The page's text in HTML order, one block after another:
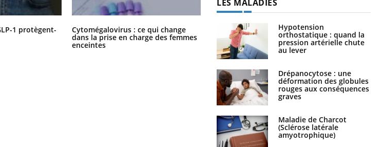
1 protègent- Cytomégalovirus : ce qui change
dans la prise en charge des femmes
enceintes
La sieste empêche-t-elle de dormir
la nuit ?
LES MALADIES
Hypotension
orthostatique : quand la
pression artérielle chute
au lever
Drépanocytose : une
déformation des globules
rouges aux conséquences
graves
Maladie de Charcot
(Sclérose latérale
amyotrophique)